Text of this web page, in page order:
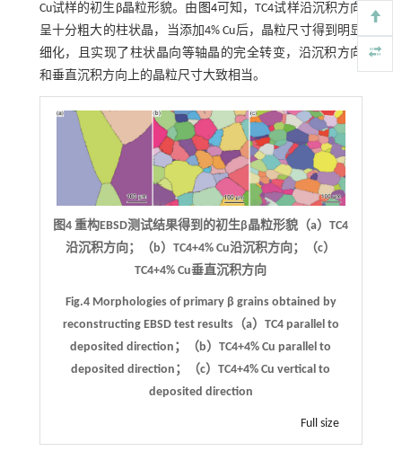
Cu试样的初生β晶粒形貌。由 图4可知，TC4试样沿沉积方向
呈十分粗大的柱状晶，当添加4% Cu后，晶粒尺寸得到明显
细化，且实现了柱状晶向等轴晶的完全转变，沿沉积方向
和垂直沉积方向上的晶粒尺寸大致相当。
图4 重构EBSD测试结果得到的初生β晶粒形貌（a）TC4
沿沉积方向；（b）TC4+4% Cu沿沉积方向；（c）
TC4+4% Cu垂直沉积方向
Fig.4 Morphologies of primary β grains obtained by
reconstructing EBSD test results（a）TC4 parallel to
deposited direction；（b）TC4+4% Cu parallel to
deposited direction；（c）TC4+4% Cu vertical to
deposited direction
Full size